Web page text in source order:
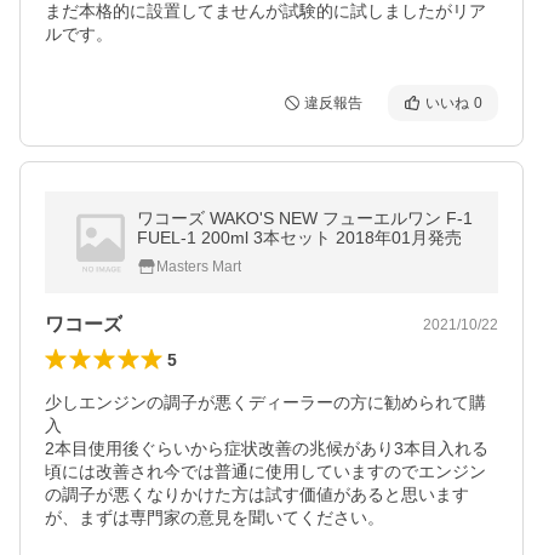
まだ本格的に設置してませんが試験的に試しましたがリア
ルです。
違反報告 いいね 0
ワコーズ WAKO'S NEW フューエルワン F-1
FUEL-1 200ml 3本セット 2018年01月発売
Masters Mart
ワコーズ 2021/10/22
5
少しエンジンの調子が悪くディーラーの方に勧められて購
入
2本目使用後ぐらいから症状改善の兆候があり3本目入れる
頃には改善され今では普通に使用していますのでエンジン
の調子が悪くなりかけた方は試す価値があると思います
が、まずは専門家の意見を聞いてください。